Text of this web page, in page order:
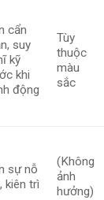
cẩn
suy
kỹ
khi
động
Tùy
thuộc
màu
sắc
sự nỗ
kiên trì
(Không
ảnh
hưởng)